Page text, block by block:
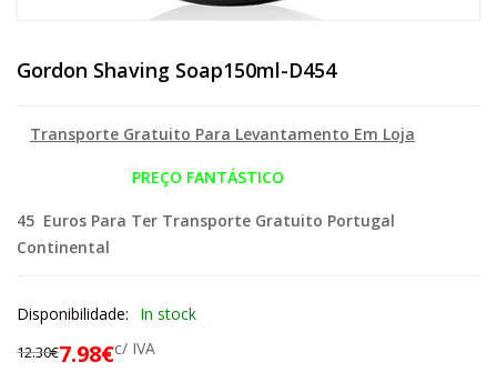
Gordon Shaving Soap150ml-D454
Transporte Gratuito Para Levantamento Em Loja
PREÇO FANTÁSTICO
45 Euros Para Ter Transporte Gratuito Portugal
Continental
Disponibilidade: In stock
12.30€7.98€c/ IVA